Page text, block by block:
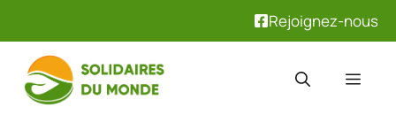
Rejoignez-nous
contenu